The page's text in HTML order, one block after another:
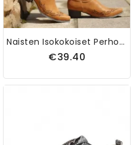
Naisten Isokokoiset Perhoskoristeiset Teräväkärkiset Cowboysaappaat
€39.40